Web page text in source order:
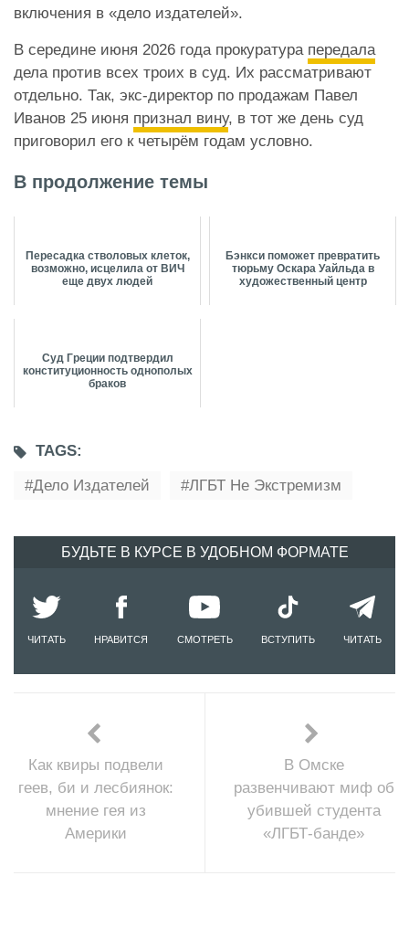
включения в «дело издателей».
В середине июня 2026 года прокуратура передала
дела против всех троих в суд. Их рассматривают
отдельно. Так, экс-директор по продажам Павел
Иванов 25 июня признал вину, в тот же день суд
приговорил его к четырём годам условно.
В продолжение темы
Пересадка стволовых клеток,
возможно, исцелила от ВИЧ
еще двух людей
Бэнкси поможет превратить
тюрьму Оскара Уайльда в
художественный центр
Суд Греции подтвердил
конституционность однополых
браков
TAGS:
Дело Издателей
ЛГБТ Не Экстремизм
БУДЬТЕ В КУРСЕ В УДОБНОМ ФОРМАТЕ
ЧИТАТЬ НРАВИТСЯ СМОТРЕТЬ ВСТУПИТЬ ЧИТАТЬ
Как квиры подвели
геев, би и лесбиянок:
мнение гея из
Америки
В Омске
развенчивают миф об
убившей студента
«ЛГБТ-банде»